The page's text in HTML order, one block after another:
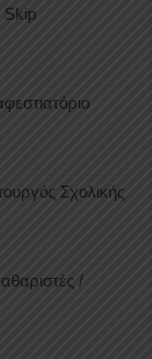
Skip
Σχολικής
/